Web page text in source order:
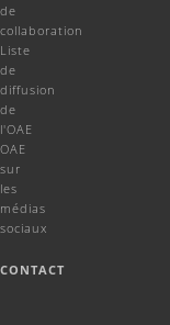
de
collaboration
Liste
de
diffusion
de
l'OAE
OAE
sur
les
médias
sociaux
CONTACT